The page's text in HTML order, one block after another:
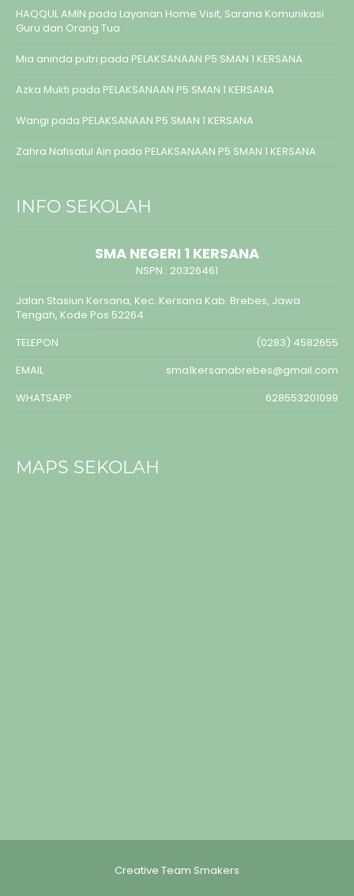
HAQQUL AMIN pada Layanan Home Visit, Sarana Komunikasi
Guru dan Orang Tua
Mia aninda putri pada PELAKSANAAN P5 SMAN 1 KERSANA
Azka Mukti pada PELAKSANAAN P5 SMAN 1 KERSANA
Wangi pada PELAKSANAAN P5 SMAN 1 KERSANA
Zahra Nafisatul Ain pada PELAKSANAAN P5 SMAN 1 KERSANA
INFO SEKOLAH
SMA NEGERI 1 KERSANA
NSPN : 20326461
Jalan Stasiun Kersana, Kec. Kersana Kab. Brebes, Jawa
Tengah, Kode Pos 52264
TELEPON
(0283) 4582655
EMAIL
sma1kersanabrebes@gmail.com
WHATSAPP
628553201099
MAPS SEKOLAH
Creative Team Smakers